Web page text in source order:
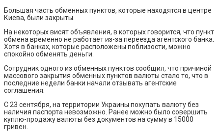
Большая часть обменных пунктов, которые находятся в центре
Киева, были закрыты.
На некоторых висят объявления, в которых говорится, что пункт
обмена временно не работает из-за переезда агентского банка.
Хотя в банках, которые расположены поблизости, можно
спокойно обменять деньги.
Сотрудник одного из обменных пунктов сообщил, что причиной
массового закрытия обменных пунктов валюты стало то, что в
последние недели банки начали отзывать агентские
соглашения.
С 23 сентября, на территории Украины покупать валюту без
наличия паспорта невозможно. Ранее можно было совершить
куплю-продажу валюты без документов на сумму в 15000
гривен.